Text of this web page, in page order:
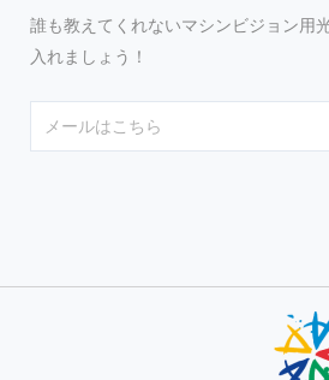
誰も教えてくれないマシンビジョン用
入れましょう！